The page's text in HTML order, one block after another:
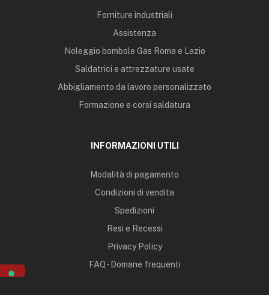
Forniture industriali
Assistenza
Noleggio bombole Gas Roma e Lazio
Saldatrici e attrezzature usate
Abbigliamento da lavoro personalizzato
Formazione e corsi saldatura
INFORMAZIONI UTILI
Modalità di pagamento
Condizioni di vendita
Spedizioni
Resi e Recessi
Privacy Policy
FAQ - Domane frequenti